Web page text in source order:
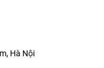
Hà Nội